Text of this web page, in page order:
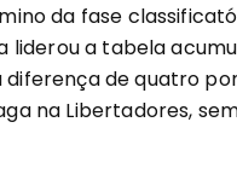
da fase
liderou a tabela
de quatro
na Libertadores,